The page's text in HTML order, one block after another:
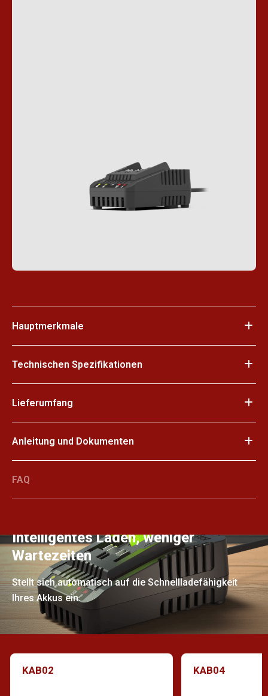
Hauptmerkmale
Technischen Spezifikationen
Lieferumfang
Anleitung und Dokumenten
FAQ
Intelligentes Laden, weniger
Wartezeiten
Stellt sich automatisch auf die Schnellladefähigkeit
Ihres Akkus ein.
KAB02 KAB04